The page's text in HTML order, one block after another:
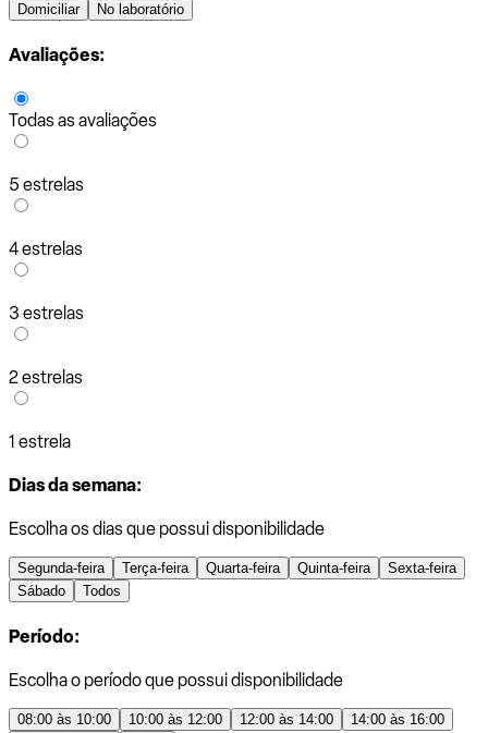
Domiciliar No laboratório
Avaliações:
Todas as avaliações
5 estrelas
4 estrelas
3 estrelas
2 estrelas
1 estrela
Dias da semana:
Escolha os dias que possui disponibilidade
Segunda-feira Terça-feira Quarta-feira Quinta-feira
Sexta-feira
Sábado
Todos
Período:
Escolha o período que possui disponibilidade
08:00 às 10:00 10:00 às 12:00 12:00 às 14:00
14:00 às 16:00